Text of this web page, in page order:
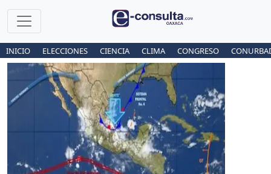
INICIO ELECCIONES CIENCIA CLIMA CONGRESO